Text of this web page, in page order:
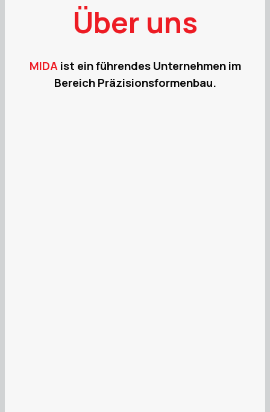
Über uns
MIDAist ein führendes Unternehmen im
Bereich Präzisionsformenbau.